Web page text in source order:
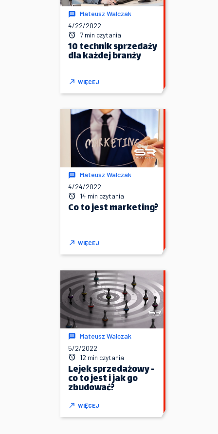
Mateusz Walczak
4/22/2022
7 min czytania
10 technik sprzedaży
dla każdej branży
WIĘCEJ
Mateusz Walczak
4/24/2022
14 min czytania
Co to jest marketing?
WIĘCEJ
Mateusz Walczak
5/2/2022
12 min czytania
Lejek sprzedażowy -
co to jest i jak go
zbudować?
WIĘCEJ